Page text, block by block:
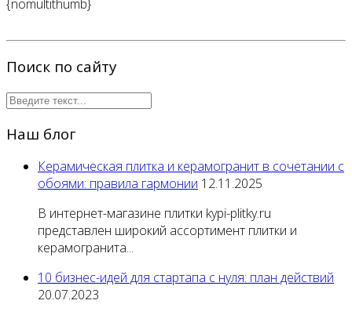
{nomultithumb}
Поиск по сайту
Наш блог
Керамическая плитка и керамогранит в сочетании с
обоями: правила гармонии 12.11.2025
В интернет-магазине плитки kypi-plitky.ru
представлен широкий ассортимент плитки и
керамогранита...
10 бизнес-идей для стартапа с нуля: план действий
20.07.2023